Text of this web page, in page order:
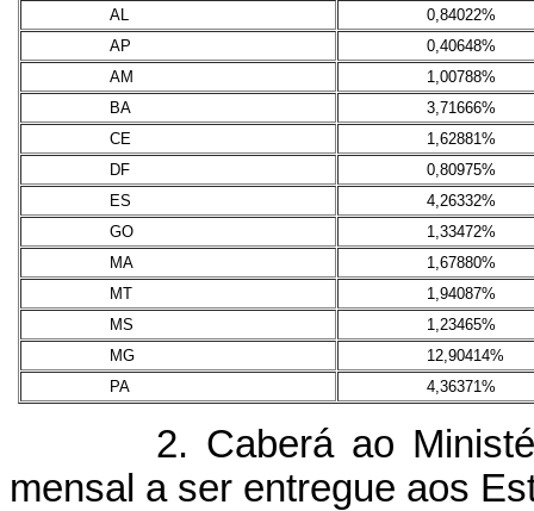
AL
0,84022%
AP
0,40648%
AM
1,00788%
BA
3,71666%
CE
1,62881%
DF
0,80975%
ES
4,26332%
GO
1,33472%
MA
1,67880%
MT
1,94087%
MS
1,23465%
MG
12,90414%
PA
4,36371%
2. Caberá ao Ministério
mensal a ser entregue aos